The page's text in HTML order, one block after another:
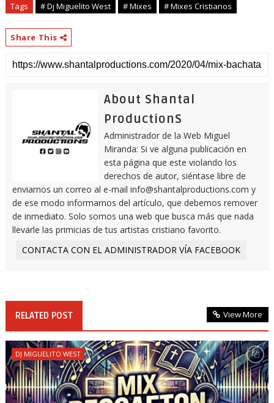
Tags # Dj Miguelito West # Mixes # Mixes Cristianos
Share This
About Shantal
ProductionS
Administrador de la Web Miguel
Miranda: Si ve alguna publicación en
esta página que este violando los
derechos de autor, siéntase libre de
enviarnos un correo al e-mail info@shantalproductions.com y
de ese modo informarnos del artículo, que debemos remover
de inmediato. Solo somos una web que busca más que nada
llevarle las primicias de tus artistas cristiano favorito.
CONTACTA CON EL ADMINISTRADOR VÍA FACEBOOK
RELATED POST View More
DJ MIGUELITO WEST